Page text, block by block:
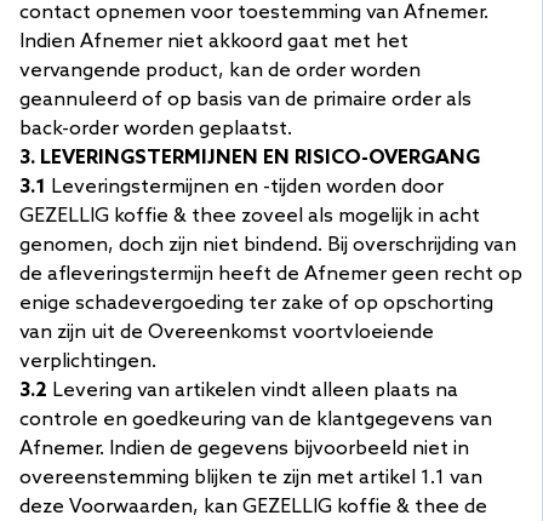
contact opnemen voor toestemming van Afnemer.
Indien Afnemer niet akkoord gaat met het
vervangende product, kan de order worden
geannuleerd of op basis van de primaire order als
back-order worden geplaatst.
3. LEVERINGSTERMIJNEN EN RISICO-OVERGANG
3.1 Leveringstermijnen en -tijden worden door
GEZELLIG koffie & thee zoveel als mogelijk in acht
genomen, doch zijn niet bindend. Bij overschrijding van
de afleveringstermijn heeft de Afnemer geen recht op
enige schadevergoeding ter zake of op opschorting
van zijn uit de Overeenkomst voortvloeiende
verplichtingen.
3.2 Levering van artikelen vindt alleen plaats na
controle en goedkeuring van de klantgegevens van
Afnemer. Indien de gegevens bijvoorbeeld niet in
overeenstemming blijken te zijn met artikel 1.1 van
deze Voorwaarden, kan GEZELLIG koffie & thee de